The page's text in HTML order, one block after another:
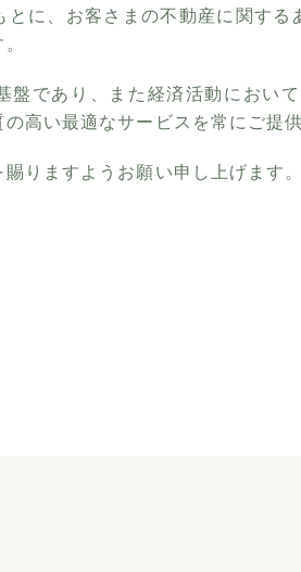
とに、お客さまの不動産に関す
盤であり、また経済活動におい
高い最適なサービスを常にご提
りますようお願い申し上げます。